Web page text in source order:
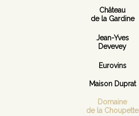
Château
de la Gardine
Jean-Yves
Devevey
Eurovins
Maison Duprat
Domaine
de la Choupette